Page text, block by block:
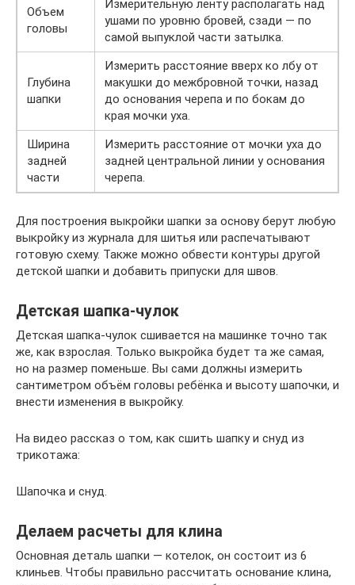
Объем
головы
Измерительную ленту располагать над
ушами по уровню бровей, сзади — по
самой выпуклой части затылка.
Глубина
шапки
Измерить расстояние вверх ко лбу от
макушки до межбровной точки, назад
до основания черепа и по бокам до
края мочки уха.
Ширина
задней
части
Измерить расстояние от мочки уха до
задней центральной линии у основания
черепа.
Для построения выкройки шапки за основу берут любую
выкройку из журнала для шитья или распечатывают
готовую схему. Также можно обвести контуры другой
детской шапки и добавить припуски для швов.
Детская шапка-чулок
Детская шапка-чулок сшивается на машинке точно так
же, как взрослая. Только выкройка будет та же самая,
но на размер поменьше. Вы сами должны измерить
сантиметром объём головы ребёнка и высоту шапочки, и
внести изменения в выкройку.
На видео рассказ о том, как сшить шапку и снуд из
трикотажа:
Шапочка и снуд.
Делаем расчеты для клина
Основная деталь шапки — котелок, он состоит из 6
клиньев. Чтобы правильно рассчитать основание клина,